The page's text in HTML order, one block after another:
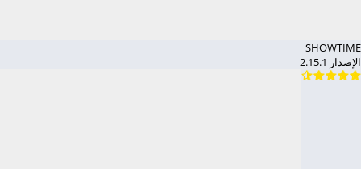
SHOWTIME
الإصدار 2.15.1